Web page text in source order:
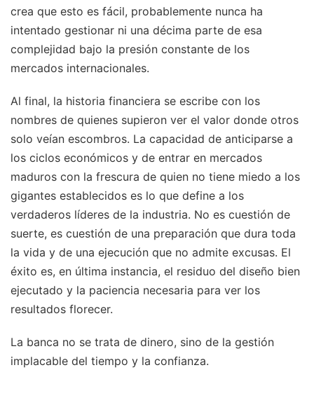
crea que esto es fácil, probablemente nunca ha
intentado gestionar ni una décima parte de esa
complejidad bajo la presión constante de los
mercados internacionales.
Al final, la historia financiera se escribe con los
nombres de quienes supieron ver el valor donde otros
solo veían escombros. La capacidad de anticiparse a
los ciclos económicos y de entrar en mercados
maduros con la frescura de quien no tiene miedo a los
gigantes establecidos es lo que define a los
verdaderos líderes de la industria. No es cuestión de
suerte, es cuestión de una preparación que dura toda
la vida y de una ejecución que no admite excusas. El
éxito es, en última instancia, el residuo del diseño bien
ejecutado y la paciencia necesaria para ver los
resultados florecer.
La banca no se trata de dinero, sino de la gestión
implacable del tiempo y la confianza.